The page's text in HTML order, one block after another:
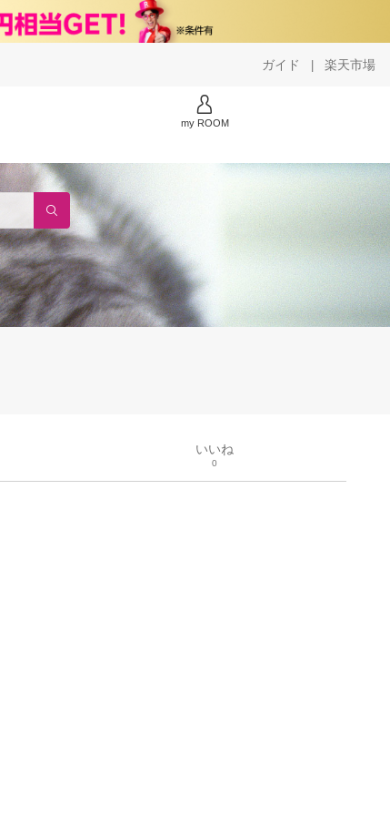
ガイド | 楽天市場
my ROOM
いいね
0